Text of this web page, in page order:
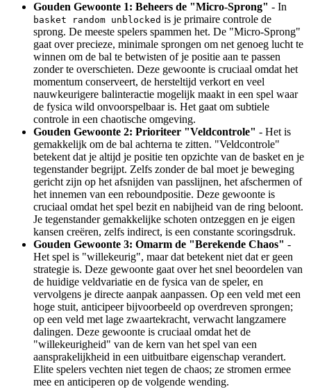
Gouden Gewoonte 1: Beheers de "Micro-Sprong" - In
basket random unblocked is je primaire controle de
sprong. De meeste spelers spammen het. De "Micro-Sprong"
gaat over precieze, minimale sprongen om net genoeg lucht te
winnen om de bal te betwisten of je positie aan te passen
zonder te overschieten. Deze gewoonte is cruciaal omdat het
momentum conserveert, de hersteltijd verkort en veel
nauwkeurigere balinteractie mogelijk maakt in een spel waar
de fysica wild onvoorspelbaar is. Het gaat om subtiele
controle in een chaotische omgeving.
Gouden Gewoonte 2: Prioriteer "Veldcontrole" - Het is
gemakkelijk om de bal achterna te zitten. "Veldcontrole"
betekent dat je altijd je positie ten opzichte van de basket en je
tegenstander begrijpt. Zelfs zonder de bal moet je beweging
gericht zijn op het afsnijden van passlijnen, het afschermen of
het innemen van een reboundpositie. Deze gewoonte is
cruciaal omdat het spel bezit en nabijheid van de ring beloont.
Je tegenstander gemakkelijke schoten ontzeggen en je eigen
kansen creëren, zelfs indirect, is een constante scoringsdruk.
Gouden Gewoonte 3: Omarm de "Berekende Chaos" -
Het spel is "willekeurig", maar dat betekent niet dat er geen
strategie is. Deze gewoonte gaat over het snel beoordelen van
de huidige veldvariatie en de fysica van de speler, en
vervolgens je directe aanpak aanpassen. Op een veld met een
hoge stuit, anticipeer bijvoorbeeld op overdreven sprongen;
op een veld met lage zwaartekracht, verwacht langzamere
dalingen. Deze gewoonte is cruciaal omdat het de
"willekeurigheid" van de kern van het spel van een
aansprakelijkheid in een uitbuitbare eigenschap verandert.
Elite spelers vechten niet tegen de chaos; ze stromen ermee
mee en anticiperen op de volgende wending.